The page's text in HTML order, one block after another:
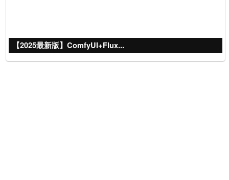
【2025最新版】ComfyUI+Flux...